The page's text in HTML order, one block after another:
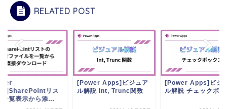
RELATED POST
リス
一覧表示から添...
[Power Apps]ビジュア
ル解説 Int, Trunc関数
[Power Apps]ビジ
ル解説 チェックボッ